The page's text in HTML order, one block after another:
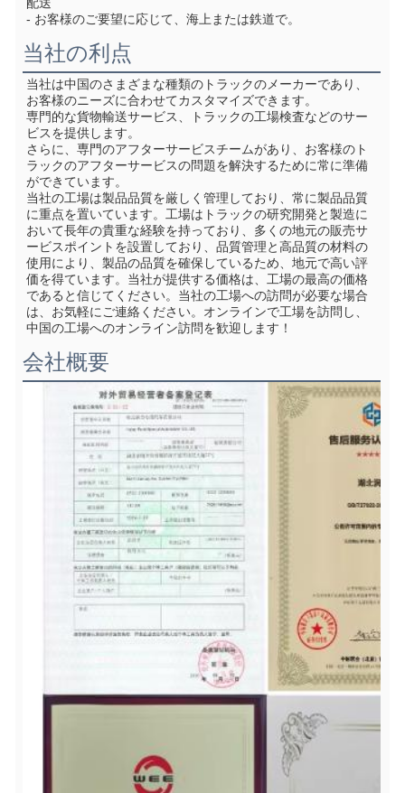
- お客様のご要望に応じて、海上または鉄道で。
当社の利点
当社は中国のさまざまな種類のトラックのメーカーであり、
お客様のニーズに合わせてカスタマイズできます。
専門的な貨物輸送サービス、トラックの工場検査などのサー
ビスを提供します。
さらに、専門のアフターサービスチームがあり、お客様のト
ラックのアフターサービスの問題を解決するために常に準備
ができています。
当社の工場は製品品質を厳しく管理しており、常に製品品質
に重点を置いています。工場はトラックの研究開発と製造に
おいて長年の貴重な経験を持っており、多くの地元の販売サ
ービスポイントを設置しており、品質管理と高品質の材料の
使用により、製品の品質を確保しているため、地元で高い評
価を得ています。当社が提供する価格は、工場の最高の価格
であると信じてください。当社の工場への訪問が必要な場合
は、お気軽にご連絡ください。オンラインで工場を訪問し、
中国の工場へのオンライン訪問を歓迎します！
会社概要